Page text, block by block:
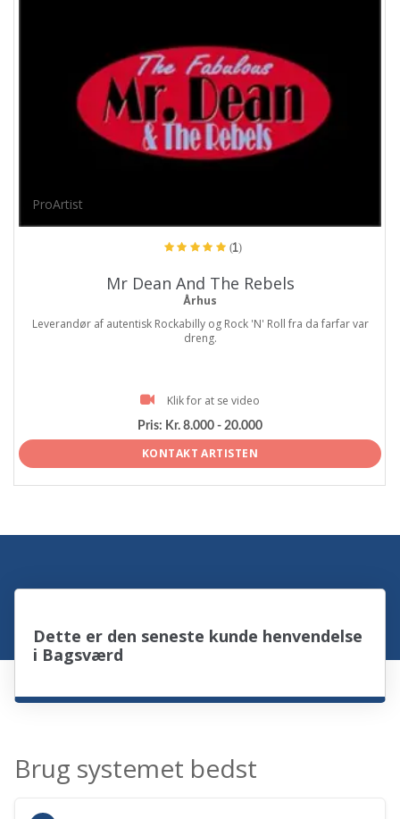
ProArtist
(1)
Mr Dean And The Rebels
Århus
Leverandør af autentisk Rockabilly og Rock 'N' Roll fra da farfar var
dreng.
Klik for at se video
Pris: Kr. 8.000 - 20.000
KONTAKT ARTISTEN
Dette er den seneste kunde henvendelse
i Bagsværd
Brug systemet bedst